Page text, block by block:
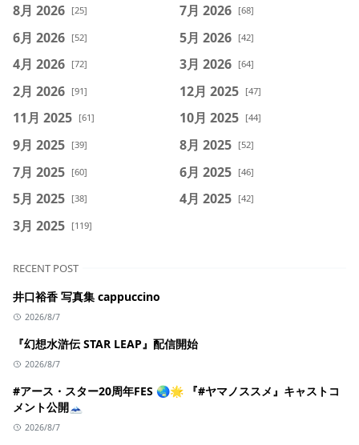
8月 2026 [25] 7月 2026 [68]
6月 2026 [52] 5月 2026 [42]
4月 2026 [72] 3月 2026 [64]
2月 2026 [91] 12月 2025 [47]
11月 2025 [61] 10月 2025 [44]
9月 2025 [39] 8月 2025 [52]
7月 2025 [60] 6月 2025 [46]
5月 2025 [38] 4月 2025 [42]
3月 2025 [119]
RECENT POST
井口裕香 写真集 cappuccino
2026/8/7
『幻想水滸伝 STAR LEAP』配信開始
2026/8/7
#アース・スター20周年FES 🌏🌟 『#ヤマノススメ』キャストコ
メント公開🗻
2026/8/7